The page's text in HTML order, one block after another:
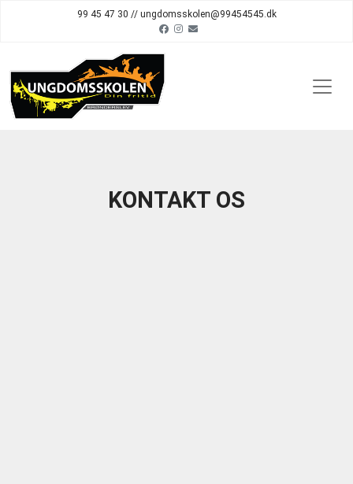
99 45 47 30 // ungdomsskolen@99454545.dk
KONTAKT OS